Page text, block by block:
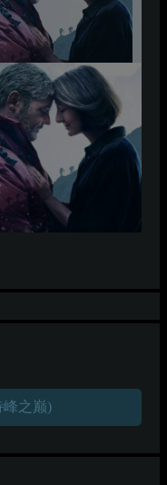
之巅)